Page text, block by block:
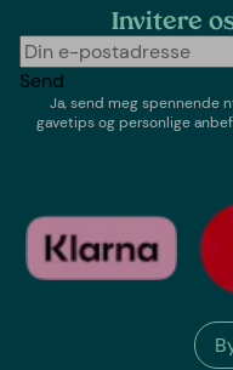
Invitere
Send
Ja, send meg spennende
gavetips og personlige